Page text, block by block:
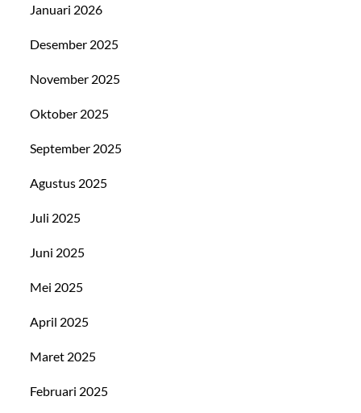
Januari 2026
Desember 2025
November 2025
Oktober 2025
September 2025
Agustus 2025
Juli 2025
Juni 2025
Mei 2025
April 2025
Maret 2025
Februari 2025